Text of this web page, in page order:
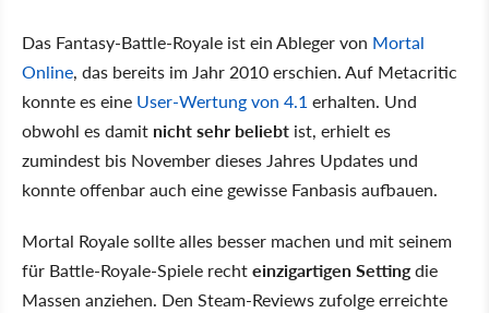
Das Fantasy-Battle-Royale ist ein Ableger von Mortal
Online, das bereits im Jahr 2010 erschien. Auf Metacritic
konnte es eine User-Wertung von 4.1 erhalten. Und
obwohl es damit nicht sehr beliebt ist, erhielt es
zumindest bis November dieses Jahres Updates und
konnte offenbar auch eine gewisse Fanbasis aufbauen.
Mortal Royale sollte alles besser machen und mit seinem
für Battle-Royale-Spiele rechteinzigartigen Settingdie
Massen anziehen. Den Steam-Reviews zufolge erreichte